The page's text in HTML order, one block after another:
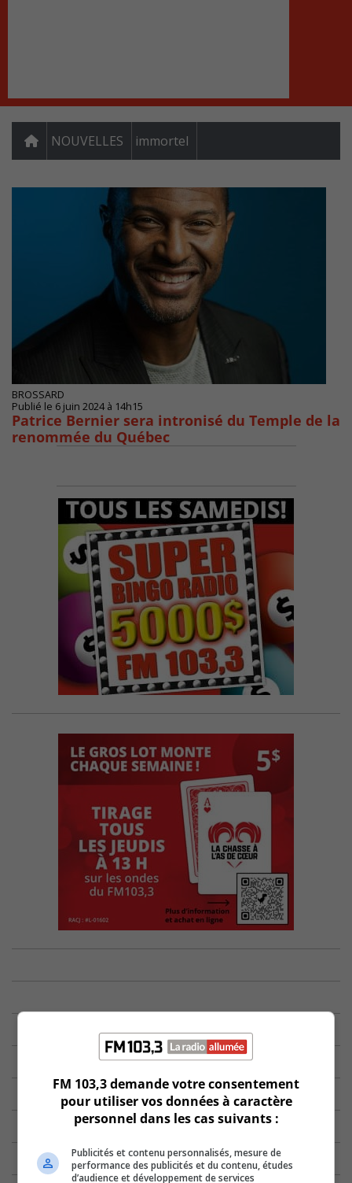
NOUVELLES immortel
BROSSARD
Publié le 6 juin 2024 à 14h15
Patrice Bernier sera intronisé du Temple de la
renommée du Québec
FM 103,3 demande votre consentement
pour utiliser vos données à caractère
personnel dans les cas suivants :
Publicités et contenu personnalisés, mesure de
performance des publicités et du contenu, études
d’audience et développement de services